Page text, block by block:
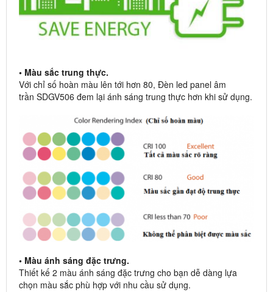
• Màu sắc trung thực.
Với chỉ số hoàn màu lên tới hơn 80, Đèn led panel âm
trần SDGV506 đem lại ánh sáng trung thực hơn khi sử dụng.
• Màu ánh sáng đặc trưng.
Thiết kế 2 màu ánh sáng đặc trưng cho bạn dễ dàng lựa
chọn màu sắc phù hợp với nhu cầu sử dụng.